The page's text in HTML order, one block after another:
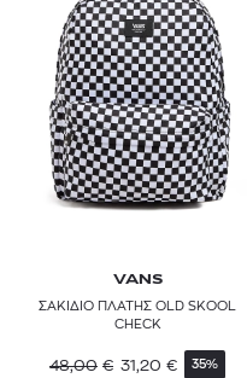
VANS
ΣΑΚΙΔΙΟ ΠΛΑΤΗΣ OLD SKOOL
CHECK
48,00 € 31,20 € 35%